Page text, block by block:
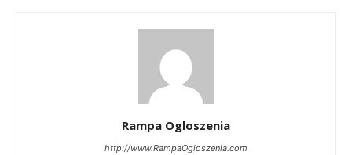
Rampa Ogloszenia
http://www.RampaOgloszenia.com